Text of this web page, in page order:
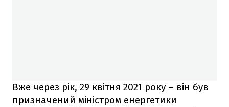
Вже через рік, 29 квітня 2021 року – він був
призначений міністром енергетики